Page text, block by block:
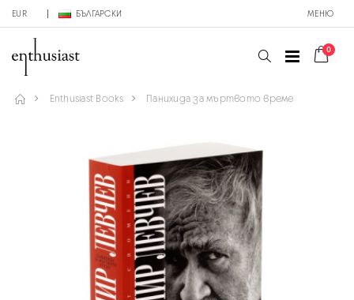
EUR БЪЛГАРСКИ МЕНЮ
0
Enthusiast Books Панихида за мъртвото време